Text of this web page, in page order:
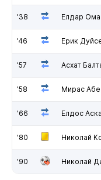
'38 Елдар
'46 Ерик
'57 Асхат
'58 Мирас
'66 Елдос
'80 Николай
'90 Николай